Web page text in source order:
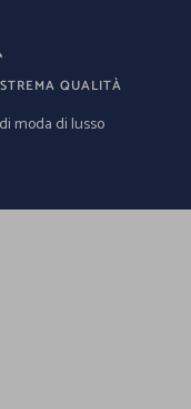
QUALITÀ
moda di lusso